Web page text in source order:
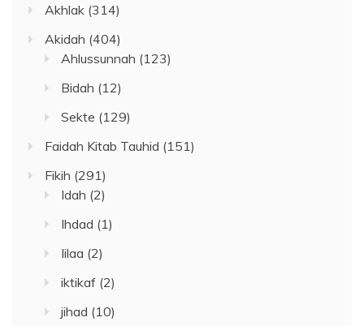
Akhlak (314)
Akidah (404)
Ahlussunnah (123)
Bidah (12)
Sekte (129)
Faidah Kitab Tauhid (151)
Fikih (291)
Idah (2)
Ihdad (1)
Iilaa (2)
iktikaf (2)
jihad (10)